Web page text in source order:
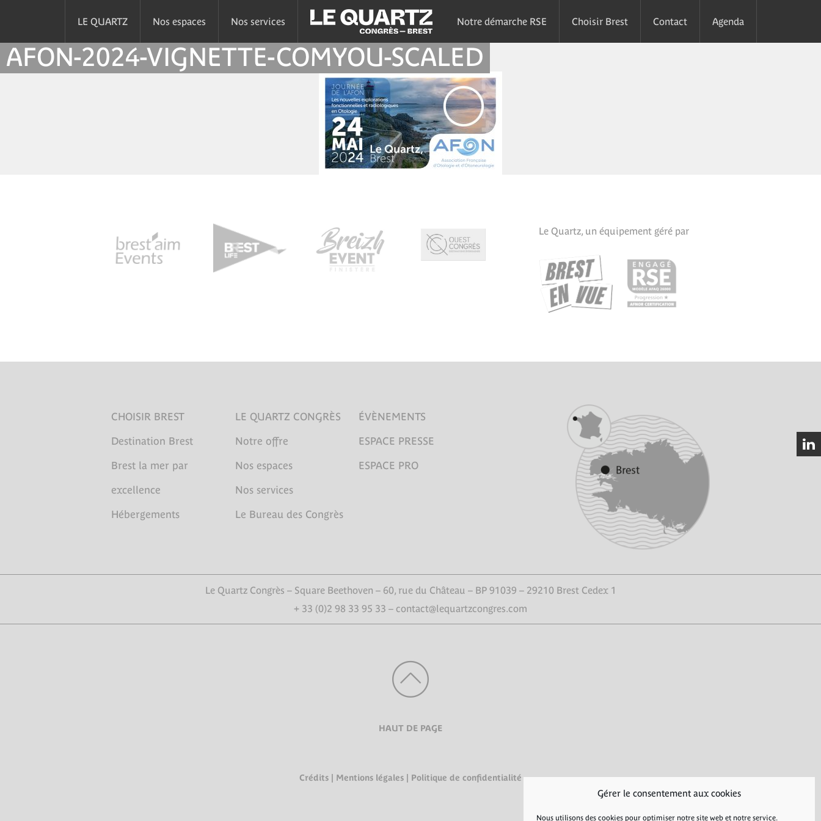
Gérer le consentement aux cookies
Nous utilisons des cookies pour optimiser notre site web et notre service.
LE QUARTZ Nos espaces Nos services Notre démarche RSE Choisir Brest Contact Agenda
AFON-2024-VIGNETTE-COMYOU-SCALED
Le Quartz, un équipement géré par
CHOISIR BREST
Destination Brest
Brest la mer par
excellence
Hébergements
LE QUARTZ CONGRÈS
Notre offre
Nos espaces
Nos services
Le Bureau des Congrès
ÉVÈNEMENTS
ESPACE PRESSE
ESPACE PRO
Le Quartz Congrès – Square Beethoven – 60, rue du Château – BP 91039 – 29210 Brest Cedex 1
+ 33 (0)2 98 33 95 33 – contact@lequartzcongres.com
HAUT DE PAGE
Crédits Mentions légales Politique de confidentialité